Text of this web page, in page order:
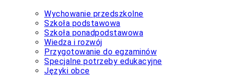
Wychowanie przedszkolne
Szkoła podstawowa
Szkoła ponadpodstawowa
Wiedza i rozwój
Przygotowanie do egzaminów
Specjalne potrzeby edukacyjne
Języki obce